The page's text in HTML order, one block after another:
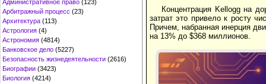
Административное право (123)
Арбитражный процесс (23)
Архитектура (113)
Астрология (4)
Астрономия (4814)
Банковское дело (5227)
Безопасность жизнедеятельности (2616)
Биографии (3423)
Биология (4214)
Концентрация Kellogg на
затрат это привело к росту
Причем, набранная инерция
на 13% до $368 миллионов.